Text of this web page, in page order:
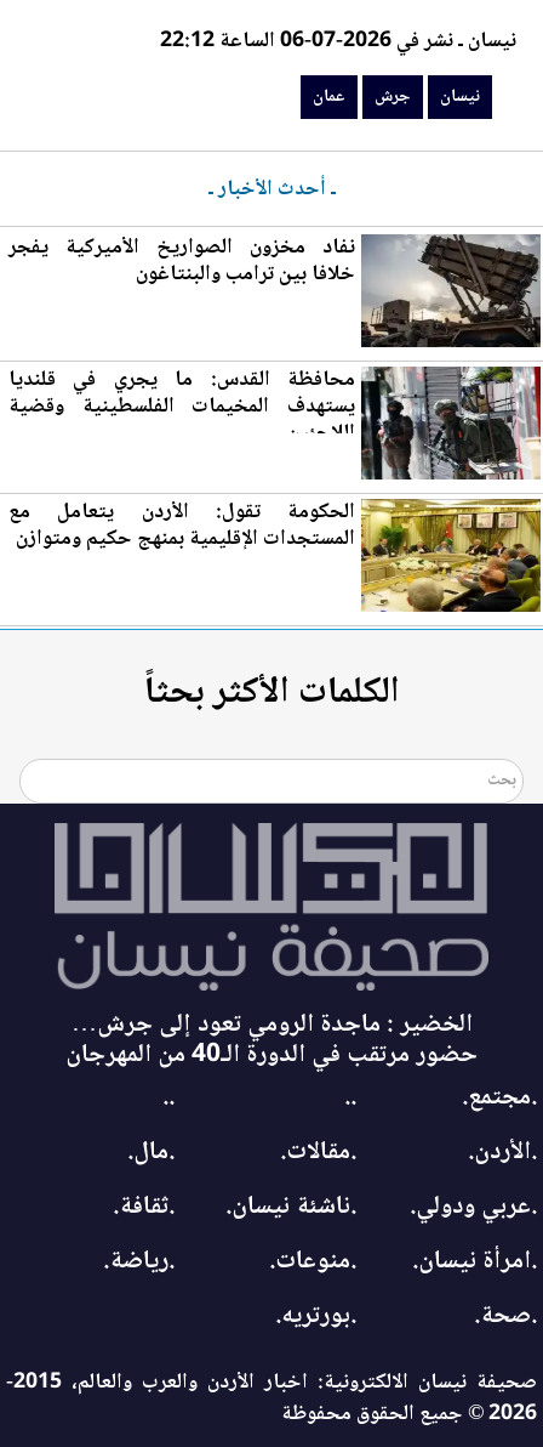
نيسان ـ نشر في 2026-07-06 الساعة 22:12
نيسان جرش عمان
ـ أحدث الأخبار ـ
نفاد مخزون الصواريخ الأميركية يفجر
خلافا بين ترامب والبنتاغون
محافظة القدس: ما يجري في قلنديا
يستهدف المخيمات الفلسطينية وقضية
اللاجئين
الحكومة تقول: الأردن يتعامل مع
المستجدات الإقليمية بمنهج حكيم ومتوازن
الكلمات الأكثر بحثاً
الخضير : ماجدة الرومي تعود إلى جرش…
حضور مرتقب في الدورة الـ40 من المهرجان
.مجتمع.
..
..
.الأردن.
.مقالات.
.مال.
.عربي ودولي.
.ناشئة نيسان.
.ثقافة.
.امرأة نيسان.
.منوعات.
.رياضة.
.صحة.
.بورتريه.
صحيفة نيسان الالكترونية: اخبار الأردن والعرب والعالم، 2015-
2026 © جميع الحقوق محفوظة